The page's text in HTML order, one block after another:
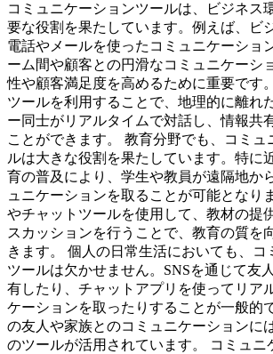
コミュニケーションツールは、ビジネス
要な役割を果たしています。例えば、ビ
電話やメールを使ったコミュニケーショ
ーム間や顧客との円滑なコミュニケーシ
性や顧客満足度を高めるために重要です
ツールを利用することで、地理的に離れ
ー同士がリアルタイムで対話し、情報共
ことができます。 教育分野でも、コミュ
ルは大きな役割を果たしています。特に
育の普及により、学生や教員が遠隔地か
ュニケーションを取ることが可能となり
やチャットツールを使用して、教材の提
スカッションを行うことで、教育の質を
きます。 個人の日常生活においても、コ
ツールは欠かせません。SNSを通じて友
有したり、チャットアプリを使ってリア
ケーションを取ったりすることが一般的
の友人や家族とのコミュニケーションに
のツールが活用されています。 コミュニ